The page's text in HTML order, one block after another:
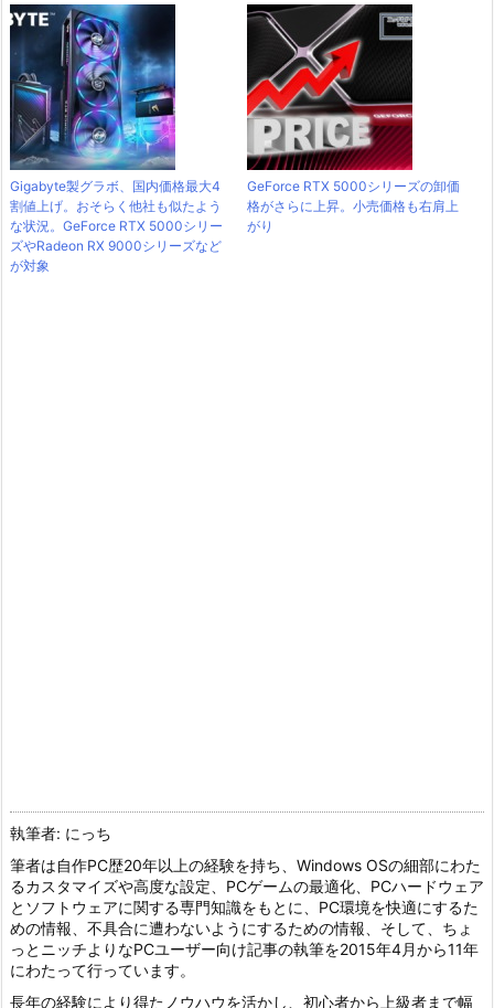
Gigabyte製グラボ、国内価格最大4
割値上げ。おそらく他社も似たよう
な状況。GeForce RTX 5000シリー
ズやRadeon RX 9000シリーズなど
が対象
GeForce RTX 5000シリーズの卸価
格がさらに上昇。小売価格も右肩上
がり
執筆者: にっち
筆者は自作PC歴20年以上の経験を持ち、Windows OSの細部にわた
るカスタマイズや高度な設定、PCゲームの最適化、PCハードウェア
とソフトウェアに関する専門知識をもとに、PC環境を快適にするた
めの情報、不具合に遭わないようにするための情報、そして、ちょ
っとニッチよりなPCユーザー向け記事の執筆を2015年4月から11年
にわたって行っています。
長年の経験により得たノウハウを活かし、初心者から上級者まで幅